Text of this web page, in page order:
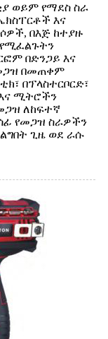
ወይም የማደስ ስራ
እና
በእጅ ከተያዙ
የሚፈልጉትን
በድንጋይ እና
በመጠቀም
በፕላስተርቦርድ፣
ሚትሮችን
ለከፍተኛ
የመጋዝ ስራዎችን
ጊዜ ወደ ራሱ